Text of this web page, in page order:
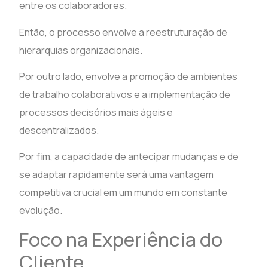
entre os colaboradores.
Então, o processo envolve a reestruturação de
hierarquias organizacionais.
Por outro lado, envolve a promoção de ambientes
de trabalho colaborativos e a implementação de
processos decisórios mais ágeis e
descentralizados.
Por fim, a capacidade de antecipar mudanças e de
se adaptar rapidamente será uma vantagem
competitiva crucial em um mundo em constante
evolução.
Foco na Experiência do